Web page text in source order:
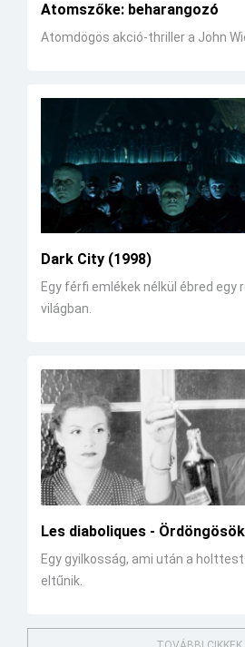
Atomszőke: beharangozó
Atomdögös akció-thriller a John
Dark City (1998)
Egy férfi emlékek nélkül ébred egy
világban.
Les diaboliques -
Egy gyilkosság, ami után a
eltűnik.